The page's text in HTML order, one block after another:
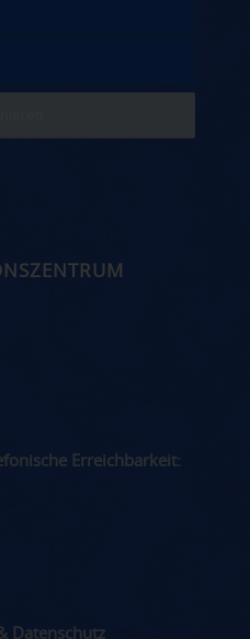
Erreichbarkeit:
Datenschutz